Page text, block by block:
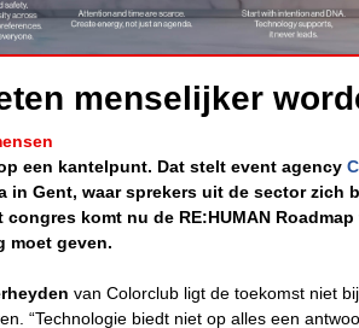
menselijker
een kantelpunt. Dat stelt event agency
in Gent, waar sprekers uit de sector zich
komt nu de RE:HUMAN
moet geven.
n van Colorclub ligt de toekomst niet
“Technologie biedt niet op alles een